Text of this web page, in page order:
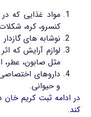
مواد غذایی که
کنسرو، کره،
نوشابه های گازدار
لوازم آرایش که
مثل صابون، عطر،
داروهای
و حیوانی.
در ادامه ثبت کریم
کند.